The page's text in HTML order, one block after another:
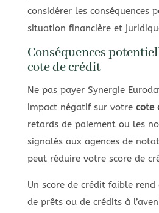
considérer les conséquences
situation financière et
Conséquences
cote de crédit
Ne pas payer Synergie
impact négatif sur votre cote
retards de paiement ou les
signalés aux agences de
peut réduire votre score de
Un score de crédit faible rend
de prêts ou de crédits à